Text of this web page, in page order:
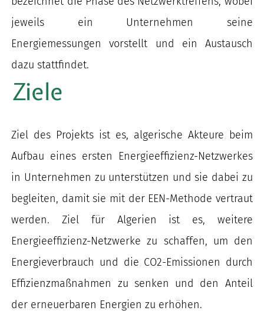
jeweils ein Unternehmen seine
Energiemessungen vorstellt und ein Austausch
dazu stattfindet.
Ziele
Ziel des Projekts ist es, algerische Akteure beim
Aufbau eines ersten Energieeffizienz-Netzwerkes
in Unternehmen zu unterstützen und sie dabei zu
begleiten, damit sie mit der EEN-Methode vertraut
werden. Ziel für Algerien ist es, weitere
Energieeffizienz-Netzwerke zu schaffen, um den
Energieverbrauch und die CO2-Emissionen durch
Effizienzmaßnahmen zu senken und den Anteil
der erneuerbaren Energien zu erhöhen.